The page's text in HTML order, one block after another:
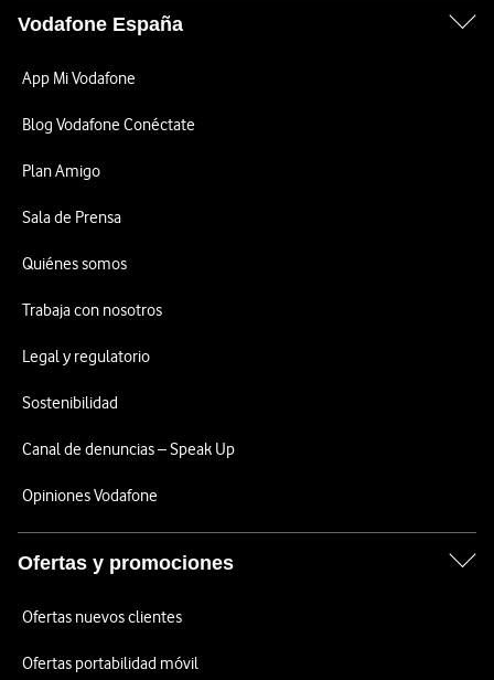
Vodafone España
App Mi Vodafone
Blog Vodafone Conéctate
Plan Amigo
Sala de Prensa
Quiénes somos
Trabaja con nosotros
Legal y regulatorio
Sostenibilidad
Canal de denuncias – Speak Up
Opiniones Vodafone
Ofertas y promociones
Ofertas nuevos clientes
Ofertas portabilidad móvil